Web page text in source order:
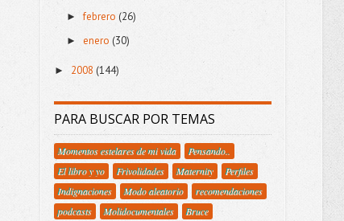
►febrero (26)
►enero (30)
► 2008 (144)
PARA BUSCAR POR TEMAS
Momentos estelares de mi vida
Pensando..
El libro y yo
Frivolidades Maternity
Perfiles
Indignaciones
Modo aleatorio
recomendaciones
podcasts
Molidocumentales
Bruce